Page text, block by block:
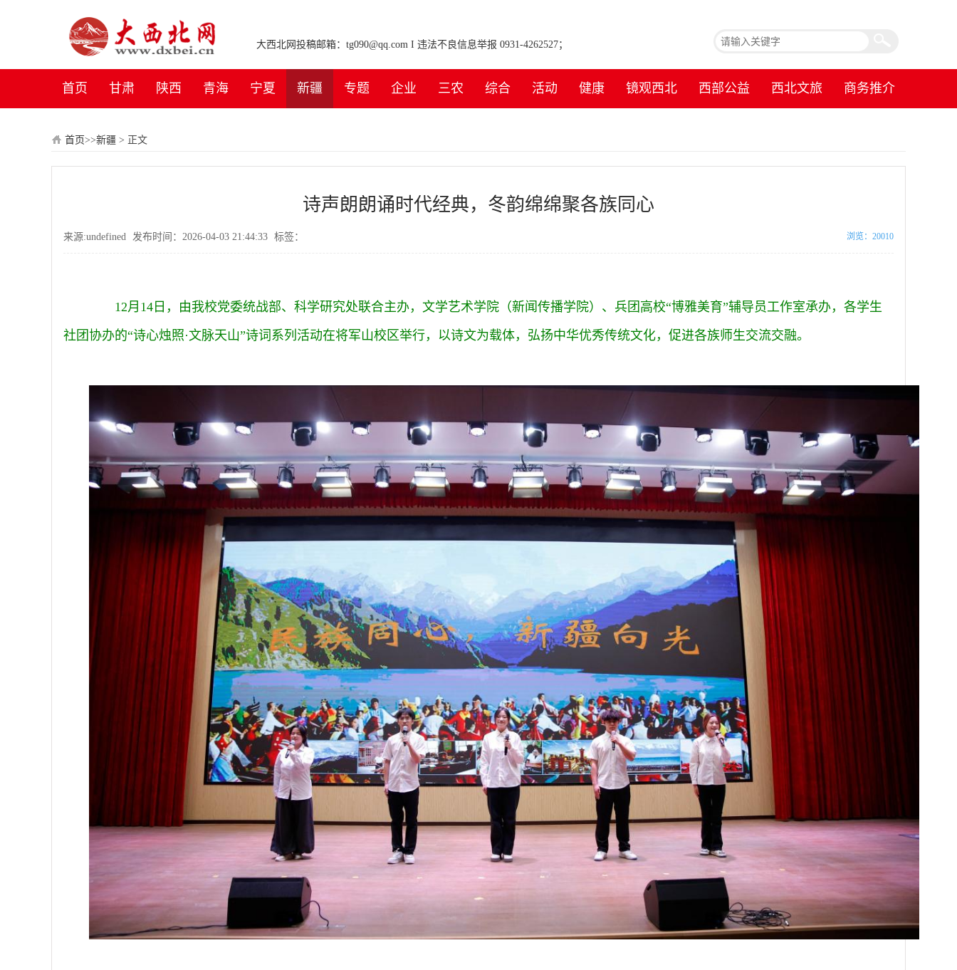
大西北网投稿邮箱：tg090@qq.com I 违法不良信息举报 0931-4262527；
首页 甘肃 陕西 青海 宁夏 新疆 专题 企业 三农 综合 活动 健康 镜观西北 西部公益 西北文旅 商务推介
首页>>新疆 > 正文
诗声朗朗诵时代经典，冬韵绵绵聚各族同心
来源:undefined 发布时间：2026-04-03 21:44:33 标签： 浏览：20010
12月 14 日，由我校党委统战部、 科学研究处联合主办，文学艺术学院（新闻传播学院）、兵团高校“博雅美育”辅导员工作室承办，各学生
社团协办的“诗心烛照·文脉天山”诗词系列活动在将军山校区举行， 以诗文为载体，弘扬中华优秀传统文化，促进各族师生交流交融。